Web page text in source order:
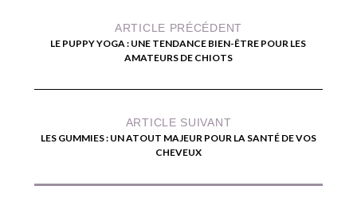
ARTICLE PRÉCÉDENT
LE PUPPY YOGA : UNE TENDANCE BIEN-ÊTRE POUR LES
AMATEURS DE CHIOTS
ARTICLE SUIVANT
LES GUMMIES : UN ATOUT MAJEUR POUR LA SANTÉ DE VOS
CHEVEUX